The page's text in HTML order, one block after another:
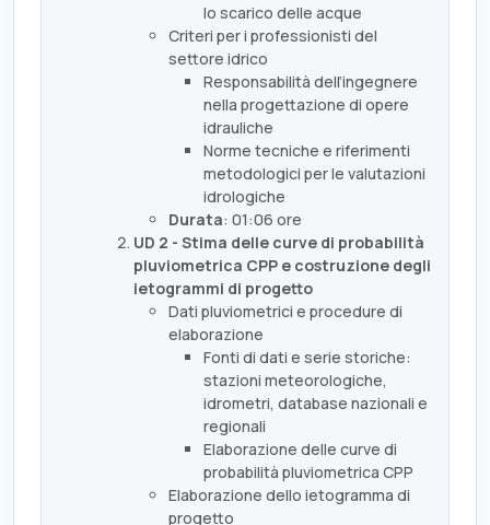
lo scarico delle acque
Criteri per i professionisti del
settore idrico
Responsabilità dell’ingegnere
nella progettazione di opere
idrauliche
Norme tecniche e riferimenti
metodologici per le valutazioni
idrologiche
Durata: 01:06 ore
UD 2 - Stima delle curve di probabilità
pluviometrica CPP e costruzione degli
ietogrammi di progetto
Dati pluviometrici e procedure di
elaborazione
Fonti di dati e serie storiche:
stazioni meteorologiche,
idrometri, database nazionali e
regionali
Elaborazione delle curve di
probabilità pluviometrica CPP
Elaborazione dello ietogramma di
progetto